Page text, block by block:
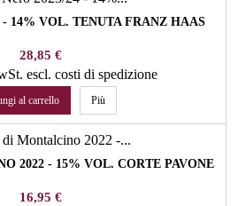
- 14% VOL. TENUTA FRANZ HAAS
Prezzo
28,85 €
escl. costi di spedizione
al carrello Più
2022 - 15% VOL. CORTE PAVONE
Prezzo
16,95 €